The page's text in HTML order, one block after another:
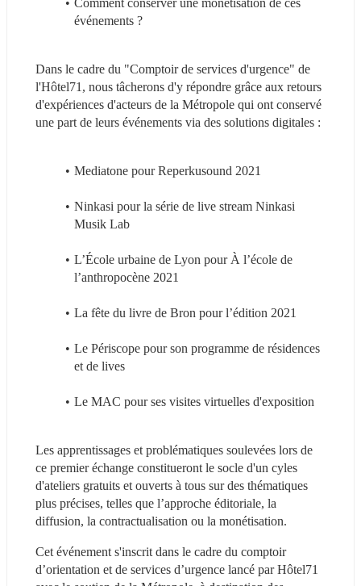
événements ?
Dans le cadre du "Comptoir de services d'urgence" de
l'Hôtel71, nous tâcherons d'y répondre grâce aux retours
d'expériences d'acteurs de la Métropole qui ont conservé
une part de leurs événements via des solutions digitales :
Mediatone pour Reperkusound 2021
Ninkasi pour la série de live stream Ninkasi
Musik Lab
L’École urbaine de Lyon pour À l’école de
l’anthropocène 2021
La fête du livre de Bron pour l’édition 2021
Le Périscope pour son programme de résidences
et de lives
Le MAC pour ses visites virtuelles d'exposition
Les apprentissages et problématiques soulevées lors de
ce premier échange constitueront le socle d'un cyles
d'ateliers gratuits et ouverts à tous sur des thématiques
plus précises, telles que l’approche éditoriale, la
diffusion, la contractualisation ou la monétisation.
Cet événement s'inscrit dans le cadre du comptoir
d’orientation et de services d’urgence lancé par Hôtel71